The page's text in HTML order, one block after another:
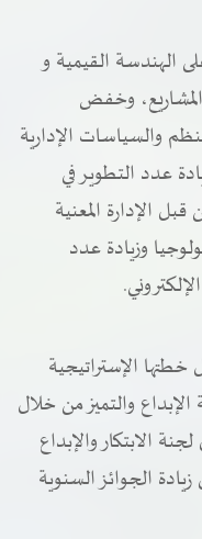
الهندسة القيمية و
وخفض
والسياسات الإدارية
عدد التطوير في
الإدارة المعنية
وزيادة عدد
الإستراتيجية
ثقافة الإبداع والتميز من خلال
الابتكار والإبداع
الجوائز السنوية